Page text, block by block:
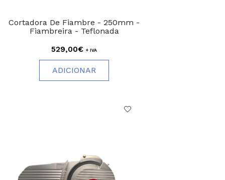
Cortadora De Fiambre - 250mm -
Fiambreira - Teflonada
529,00€ + IVA
ADICIONAR